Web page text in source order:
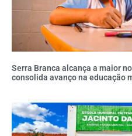
Serra Branca alcança a maior
consolida avanço na educação